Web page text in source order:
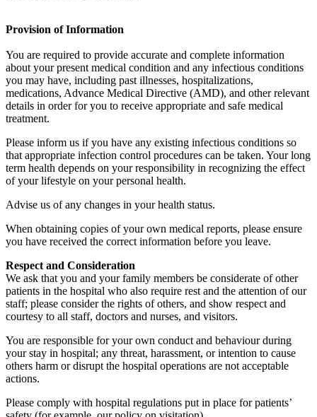
Provision of Information
You are required to provide accurate and complete information
about your present medical condition and any infectious conditions
you may have, including past illnesses, hospitalizations,
medications, Advance Medical Directive (AMD), and other relevant
details in order for you to receive appropriate and safe medical
treatment.
Please inform us if you have any existing infectious conditions so
that appropriate infection control procedures can be taken. Your long
term health depends on your responsibility in recognizing the effect
of your lifestyle on your personal health.
Advise us of any changes in your health status.
When obtaining copies of your own medical reports, please ensure
you have received the correct information before you leave.
Respect and Consideration
We ask that you and your family members be considerate of other
patients in the hospital who also require rest and the attention of our
staff; please consider the rights of others, and show respect and
courtesy to all staff, doctors and nurses, and visitors.
You are responsible for your own conduct and behaviour during
your stay in hospital; any threat, harassment, or intention to cause
others harm or disrupt the hospital operations are not acceptable
actions.
Please comply with hospital regulations put in place for patients’